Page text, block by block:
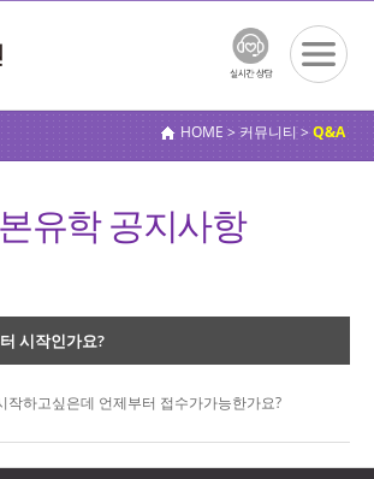
뉴보기
HOME > 커뮤니티 >Q&A
유학 공지사항
시작인가요?
작하고싶은데 언제부터 접수가가능한가요?